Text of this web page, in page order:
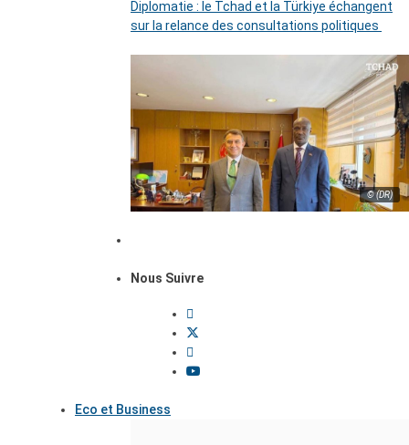
Diplomatie : le Tchad et la Türkiye échangent
sur la relance des consultations politiques
© (DR)
Nous Suivre
Eco et Business